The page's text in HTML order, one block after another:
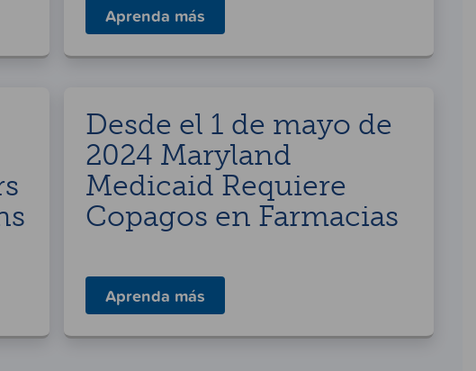
Aprenda más
Desde el 1 de mayo de
2024 Maryland
Medicaid Requiere
Copagos en Farmacias
Aprenda más